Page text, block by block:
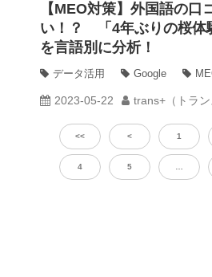
【MEO対策】外国語の口
い！？ 「4年ぶりの桜体
を言語別に分析！
データ活用 Google
2023-05-22 trans+（トラ
<< < 1
4 5 …